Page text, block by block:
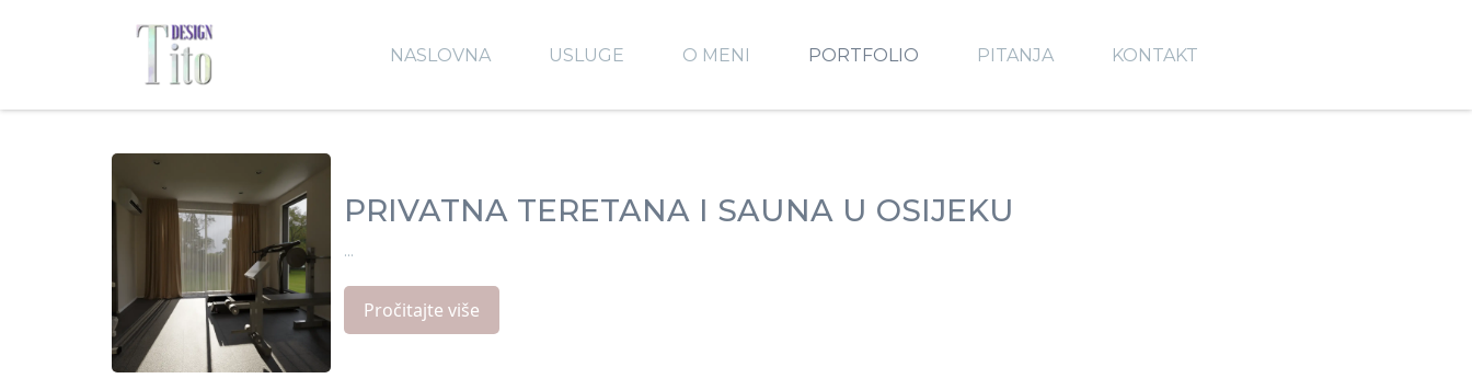
NASLOVNA USLUGE O MENI PORTFOLIO PITANJA KONTAKT
PRIVATNA TERETANA I SAUNA U OSIJEKU
...
Pročitajte više